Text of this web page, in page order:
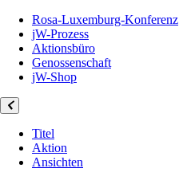
Rosa-Luxemburg-Konferenz
jW-Prozess
Aktionsbüro
Genossenschaft
jW-Shop
Titel
Aktion
Ansichten